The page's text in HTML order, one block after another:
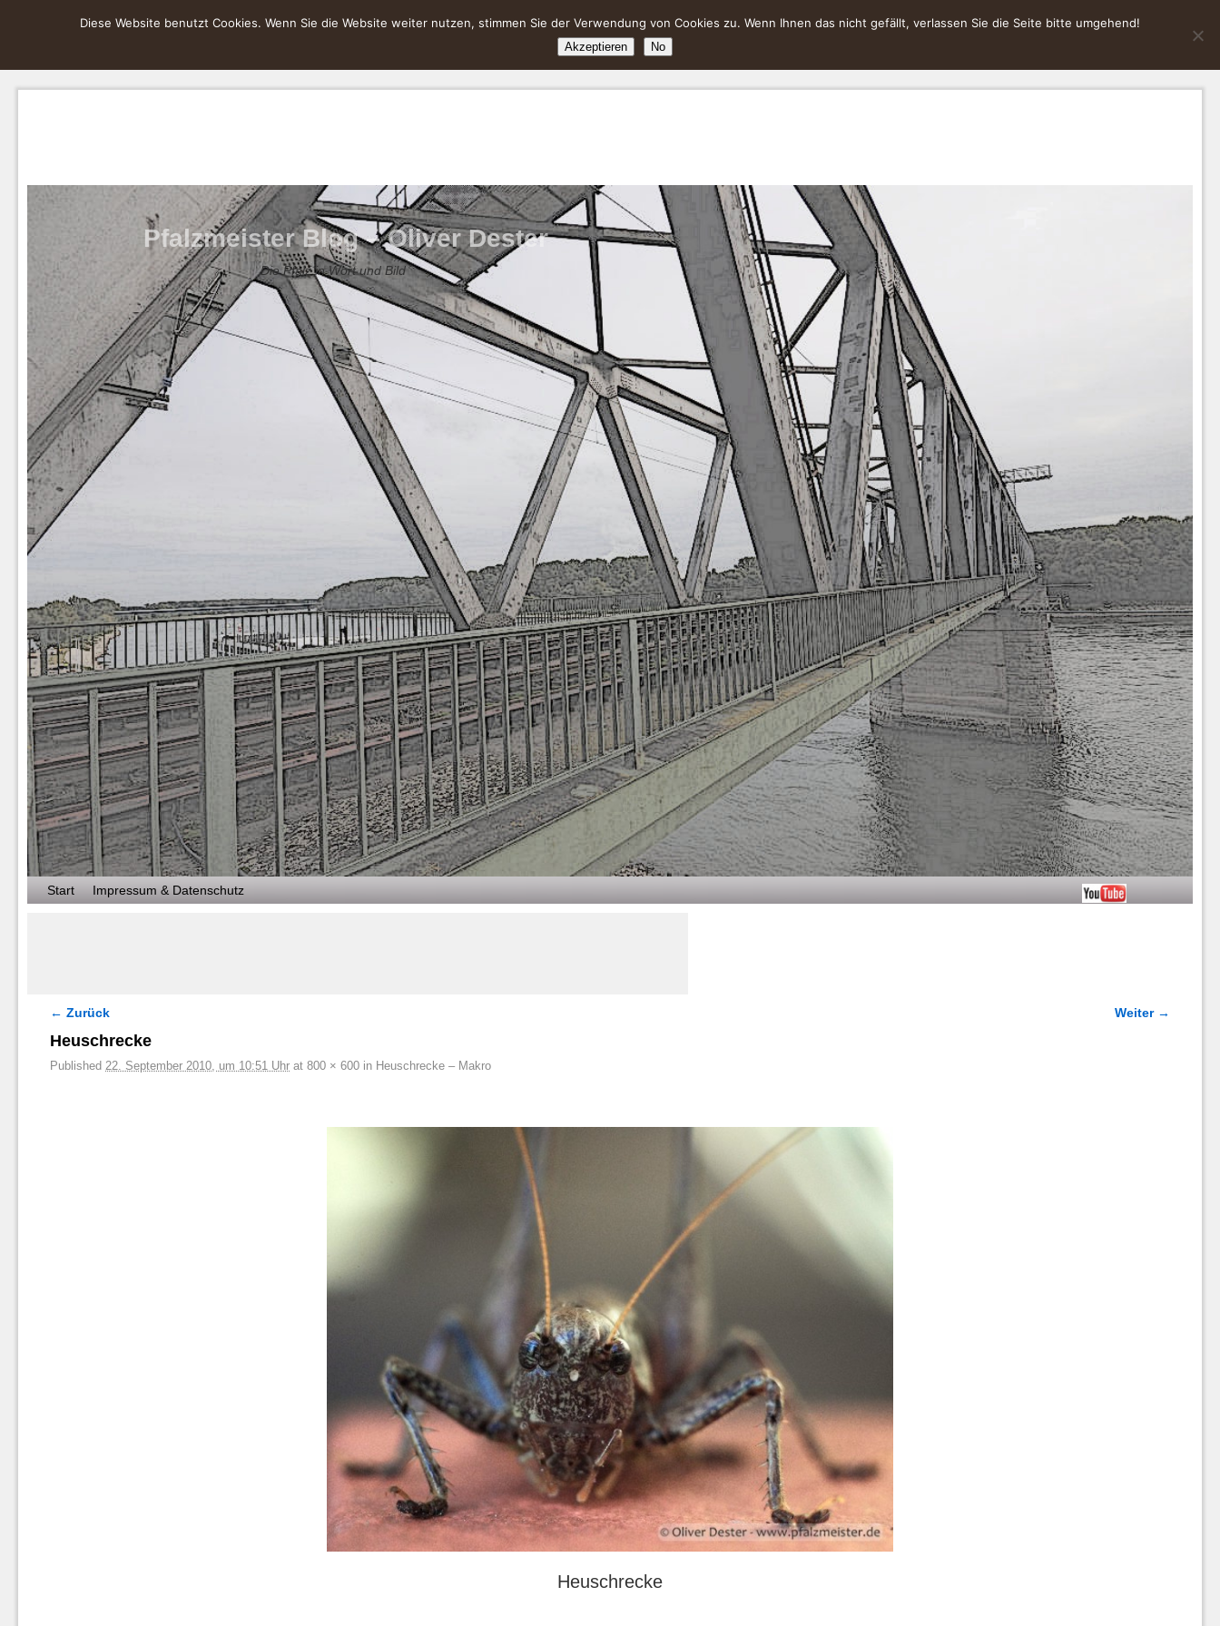
Pfalzmeister Blog – Oliver Dester
Die Pfalz in Wort und Bild
Zum Inhalt wechseln
Zum sekundären Inhalt wechseln
Start Impressum & Datenschutz
Bilder-Navigation
← Zurück Weiter →
Heuschrecke
Published 22. September 2010, um 10:51 Uhr at 800 × 600 in Heuschrecke – Makro
Heuschrecke
Diese Website benutzt Cookies. Wenn Sie die Website weiter nutzen, stimmen Sie der Verwendung von Cookies zu. Wenn Ihnen das nicht gefällt, verlassen Sie die Seite bitte umgehend!
Akzeptieren No